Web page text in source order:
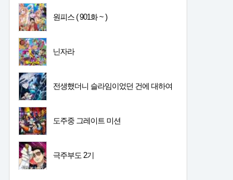
원피스 ( 901화 ~ )
닌자라
전생했더니 슬라임이었던 건에 대하여
도주중 그레이트 미션
극주부도 2기